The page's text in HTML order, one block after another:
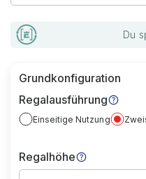
Du
Grundkonfiguration
Regalausführung
Einseitige Nutzung
Regalhöhe